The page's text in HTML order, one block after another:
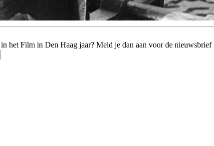
het Film in Den Haag jaar? Meld je dan aan voor de nieuwsbrief